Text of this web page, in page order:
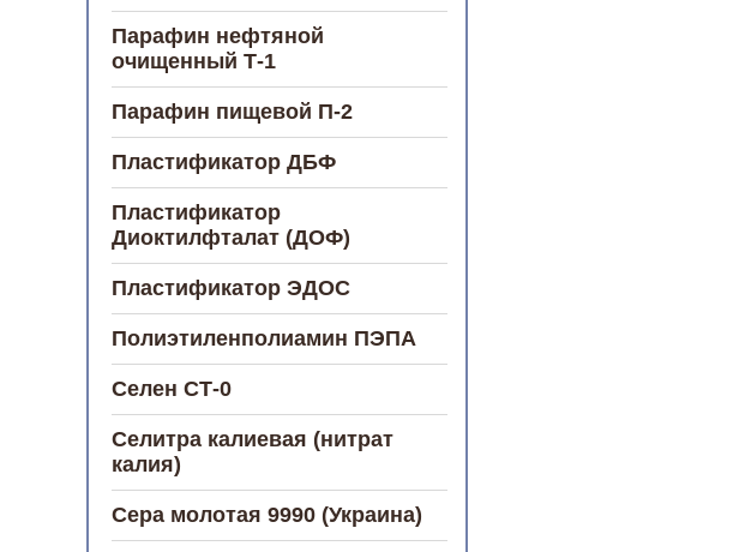
Парафин нефтяной
очищенный Т-1
Парафин пищевой П-2
Пластификатор ДБФ
Пластификатор
Диоктилфталат (ДОФ)
Пластификатор ЭДОС
Полиэтиленполиамин ПЭПА
Селен СТ-0
Селитра калиевая (нитрат
калия)
Сера молотая 9990 (Украина)